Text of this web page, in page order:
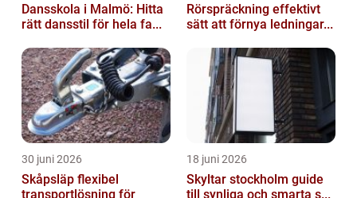
Dansskola i Malmö: Hitta
rätt dansstil för hela fa...
Rörspräckning effektivt
sätt att förnya ledningar...
30 juni 2026
Skåpsläp flexibel
transportlösning för
18 juni 2026
Skyltar stockholm guide
till synliga och smarta s...